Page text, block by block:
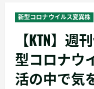
ニ
ュ
新型コロナウイルス変異株
【KTN】
型コロナウ
活の中で気